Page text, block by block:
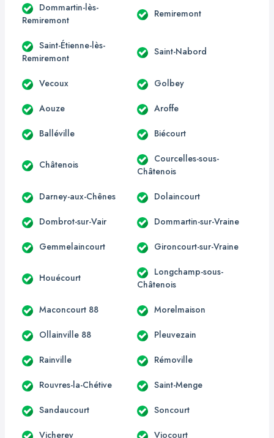
Dommartin-lès-
Remiremont
Remiremont
Saint-Étienne-lès-
Remiremont
Saint-Nabord
Vecoux Golbey
Aouze Aroffe
Balléville Biécourt
Châtenois
Courcelles-sous-
Châtenois
Darney-aux-Chênes Dolaincourt
Dombrot-sur-Vair Dommartin-sur-Vraine
Gemmelaincourt Gironcourt-sur-Vraine
Houécourt
Longchamp-sous-
Châtenois
Maconcourt 88 Morelmaison
Ollainville 88 Pleuvezain
Rainville Rémoville
Rouvres-la-Chétive Saint-Menge
Sandaucourt Soncourt
Vicherey Viocourt